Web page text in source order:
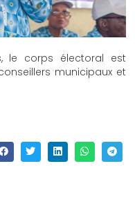
le corps électoral est
municipaux et